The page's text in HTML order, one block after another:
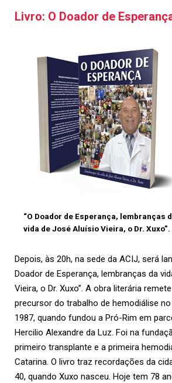
Livro: O Doador de
“O Doador de Esperança, lembranças
vida de José Aluísio Vieira, o Dr. Xuxo”.
Depois, às 20h, na sede da ACIJ, será
Doador de Esperança, lembranças da
Vieira, o Dr. Xuxo”. A obra literária
precursor do trabalho de hemodiálise
1987, quando fundou a Pró-Rim em
Hercilio Alexandre da Luz. Foi na
primeiro transplante e a primeira
Catarina. O livro traz recordações da
40, quando Xuxo nasceu. Hoje tem 78